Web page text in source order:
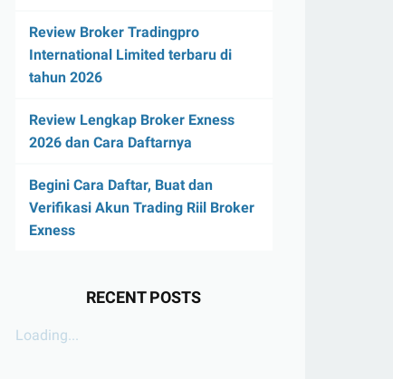
Review Broker Tradingpro
International Limited terbaru di
tahun 2026
Review Lengkap Broker Exness
2026 dan Cara Daftarnya
Begini Cara Daftar, Buat dan
Verifikasi Akun Trading Riil Broker
Exness
RECENT POSTS
Loading...